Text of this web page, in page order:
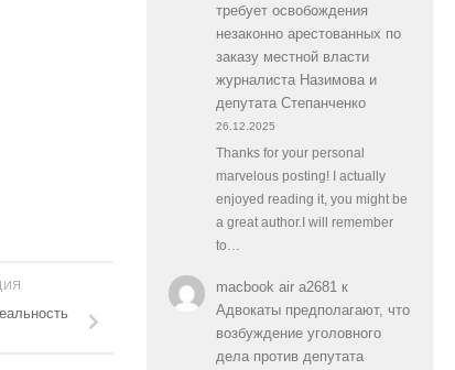
требует освобождения
незаконно арестованных по
заказу местной власти
журналиста Назимова и
депутата Степанченко
26.12.2025
Thanks for your personal
marvelous posting! I actually
enjoyed reading it, you might be
a great author.I will remember
to…
macbook air a2681к
Адвокаты предполагают, что
возбуждение уголовного
дела против депутата